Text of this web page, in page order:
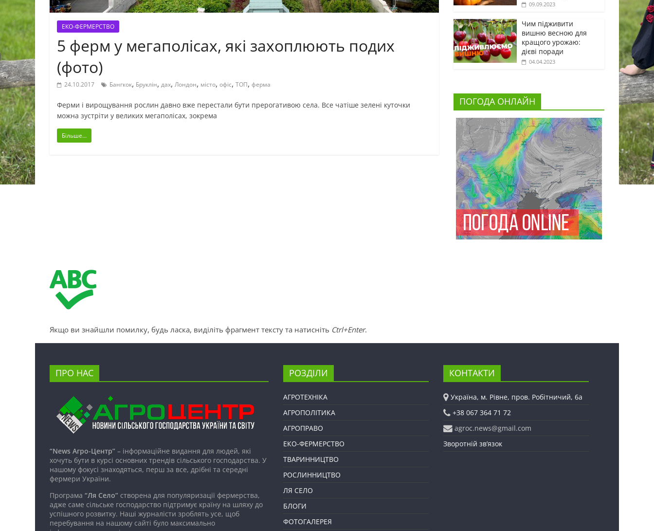
ЕКО-ФЕРМЕРСТВО
5 ферм у мегаполісах, які захоплюють подих
(фото)
24.10.2017 Бангкок, Бруклін, дах, Лондон, місто, офіс, ТОП, ферма
Ферми і вирощування рослин давно вже перестали бути прерогативою села. Все чатіше зелені куточки
можна зустріти у великих мегаполісах, зокрема
Більше...
09.09.2023
Чим підживити
вишню весною для
кращого урожаю:
дієві поради
04.04.2023
ПОГОДА ОНЛАЙН
Якщо ви знайшли помилку, будь ласка, виділіть фрагмент тексту та натисніть Ctrl+Enter.
ПРО НАС
“News Агро-Центр” – інформаційне видання для людей, які
хочуть бути в курсі основних трендів сільського господарства. У
нашому фокусі знаходяться, перш за все, дрібні та середні
фермери України.
Програма “Ля Село” створена для популяризації фермерства,
адже саме сільське господарство підтримує країну на шляху до
успішного розвитку. Наші журналісти зроблять усе, щоб
перебування на нашому сайті було максимально
РОЗДІЛИ
АГРОТЕХНІКА
АГРОПОЛІТИКА
АГРОПРАВО
ЕКО-ФЕРМЕРСТВО
ТВАРИННИЦТВО
РОСЛИННИЦТВО
ЛЯ СЕЛО
БЛОГИ
ФОТОГАЛЕРЕЯ
КОНТАКТИ
Україна, м. Рівне, пров. Робітничий, 6а
+38 067 364 71 72
agroc.news@gmail.com
Зворотній зв’язок